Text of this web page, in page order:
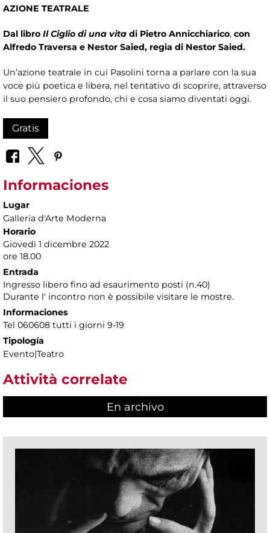
AZIONE TEATRALE
Dal libro Il Ciglio di una vita di Pietro Annicchiarico, con
Alfredo Traversa e Nestor Saied, regia di Nestor Saied.
Un’azione teatrale in cui Pasolini torna a parlare con la sua
voce più poetica e libera, nel tentativo di scoprire, attraverso
il suo pensiero profondo, chi e cosa siamo diventati oggi.
Gratis
Informaciones
Lugar
Galleria d'Arte Moderna
Horario
Giovedì 1 dicembre 2022
ore 18.00
Entrada
Ingresso libero fino ad esaurimento posti (n.40)
Durante l' incontro non è possibile visitare le mostre.
Informaciones
Tel 060608 tutti i giorni 9-19
Tipología
Evento|Teatro
Attività correlate
En archivo